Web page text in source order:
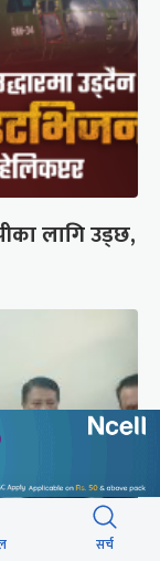
लागि उड्छ,
सर्च